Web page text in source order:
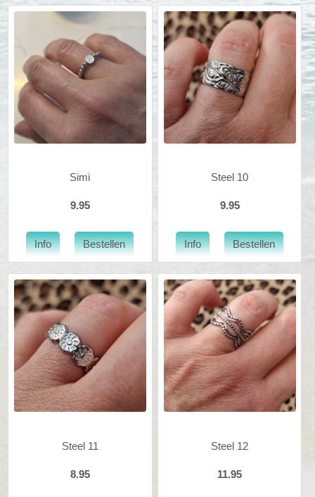
Simi
9.95
Steel 10
9.95
Steel 11
8.95
Steel 12
11.95